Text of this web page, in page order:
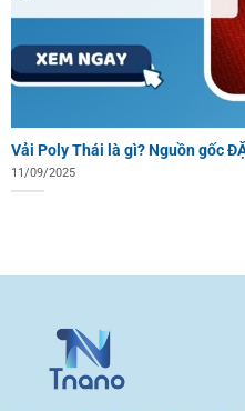
Vải Poly Thái là gì? Nguồn gốc
11/09/2025